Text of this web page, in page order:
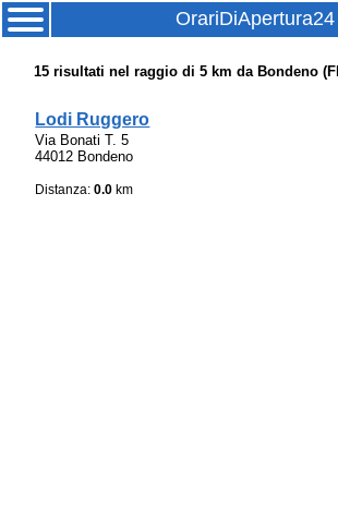
OrariDiApertura24
15risultati nel raggio di 5 km da Bondeno
Lodi Ruggero
Via Bonati T. 5
44012 Bondeno
Distanza:0.0 km